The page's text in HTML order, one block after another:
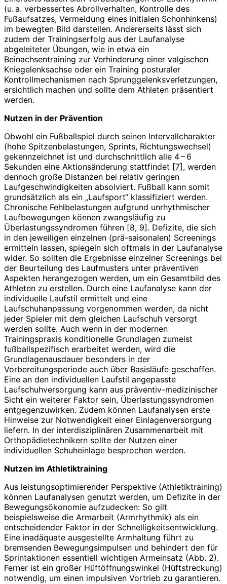
(u. a. verbessertes Abrollverhalten, Kontrolle des
Fußaufsatzes, Vermeidung eines initialen Schonhinkens)
im bewegten Bild darstellen. Andererseits lässt sich
zudem der Trainingserfolg aus der Laufanalyse
abgeleiteter Übungen, wie in etwa ein
Beinachsentraining zur Verhinderung einer valgischen
Kniegelenksachse oder ein Training posturaler
Kontrollmechanismen nach Sprunggelenksverletzungen,
ersichtlich machen und sollte dem Athleten präsentiert
werden.
Nutzen in der Prävention
Obwohl ein Fußballspiel durch seinen Intervallcharakter
(hohe Spitzenbelastungen, Sprints, Richtungswechsel)
gekennzeichnet ist und durchschnittlich alle 4 – 6
Sekunden eine Aktionsänderung stattfindet [7], werden
dennoch große Distanzen bei relativ geringen
Laufgeschwindigkeiten absolviert. Fußball kann somit
grundsätzlich als ein „Laufsport“ klassifiziert werden.
Chronische Fehlbelastungen aufgrund unrhythmischer
Laufbewegungen können zwangsläufig zu
Überlastungssyndromen führen [8, 9]. Defizite, die sich
in den jeweiligen einzelnen (prä-saisonalen) Screenings
ermitteln lassen, spiegeln sich oftmals in der Laufanalyse
wider. So sollten die Ergebnisse einzelner Screenings bei
der Beurteilung des Laufmusters unter präventiven
Aspekten herangezogen werden, um ein Gesamtbild des
Athleten zu erstellen. Durch eine Laufanalyse kann der
individuelle Laufstil ermittelt und eine
Laufschuhanpassung vorgenommen werden, da nicht
jeder Spieler mit dem gleichen Laufschuh versorgt
werden sollte. Auch wenn in der modernen
Trainingspraxis konditionelle Grundlagen zumeist
fußballspezifisch erarbeitet werden, wird die
Grundlagenausdauer besonders in der
Vorbereitungsperiode auch über Basisläufe geschaffen.
Eine an den individuellen Laufstil angepasste
Laufschuhversorgung kann aus präventiv-medizinischer
Sicht ein weiterer Faktor sein, Überlastungssyndromen
entgegenzuwirken. Zudem können Laufanalysen erste
Hinweise zur Notwendigkeit einer Einlagenversorgung
liefern. In der interdisziplinären Zusammenarbeit mit
Orthopädietechnikern sollte der Nutzen einer
individuellen Schuheinlage besprochen werden.
Nutzen im Athletiktraining
Aus leistungsoptimierender Perspektive (Athletiktraining)
können Laufanalysen genutzt werden, um Defizite in der
Bewegungsökonomie aufzudecken: So gilt
beispielsweise die Armarbeit (Armrhythmik) als ein
entscheidender Faktor in der Schnelligkeitsentwicklung.
Eine inadäquate ausgestellte Armhaltung führt zu
bremsenden Bewegungsimpulsen und behindert den für
Sprintaktionen essentiell wichtigen Armeinsatz (Abb. 2).
Ferner ist ein großer Hüftöffnungswinkel (Hüftstreckung)
notwendig, um einen impulsiven Vortrieb zu garantieren.